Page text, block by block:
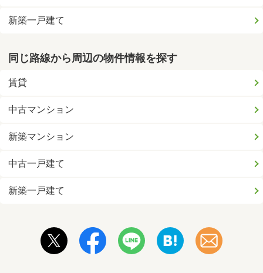
新築一戸建て
同じ路線から周辺の物件情報を探す
賃貸
中古マンション
新築マンション
中古一戸建て
新築一戸建て